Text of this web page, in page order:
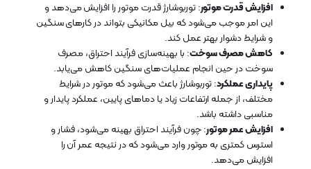
افزایش قدرت موتور: توربوشارژ قدرت موتور را افزایش می‌دهد و
این امر موجب می‌شود که بیل مکانیکی بتواند در کارهای سنگین
و شرایط دشوار بهتر عمل کند.
کاهش مصرف سوخت: با بهینه‌سازی فرآیند احتراق، مصرف
سوخت در حین انجام عملیات‌های سنگین کاهش می‌یابد.
پایداری عملکرد: توربوشارژ باعث می‌شود که موتور در شرایط
مختلف، از جمله ارتفاعات زیاد یا دماهای پایین، عملکرد پایدار و
مناسبی داشته باشد.
افزایش عمر موتور: چون فرآیند احتراق بهینه می‌شود، فشار و
استرس کمتری به موتور وارد می‌شود که در نتیجه عمر آن را
افزایش می‌دهد.